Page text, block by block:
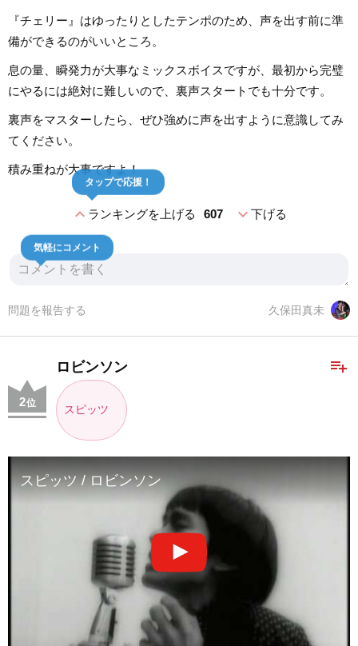
『チェリー』はゆったりとしたテンポのため、声を出す前に準
備ができるのがいいところ。
息の量、瞬発力が大事なミックスボイスですが、最初から完璧
にやるには絶対に難しいので、裏声スタートでも十分です。
裏声をマスターしたら、ぜひ強めに声を出すように意識してみ
てください。
積み重ねが大事ですよ！
expand_lessランキングを上げる 607
タップで応援！
expand_more下げる
気軽にコメント
久保田真未
問題を報告する
playlist_add
ロビンソン
スピッツ
2位
スピッツ / ロビンソン